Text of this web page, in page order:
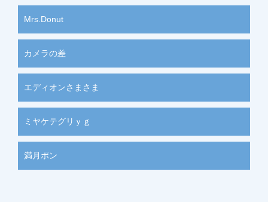
Mrs.Donut
カメラの差
エディオンさまさま
ミヤケテグリｙｇ
満月ポン